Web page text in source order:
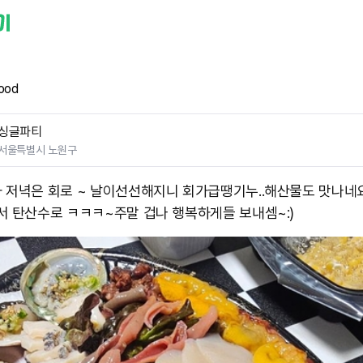
글파티
울특별시 노원구
저녁은 회로 ~ 날이선선해지니 회가급땡기누..해산물도 맛나네
탄산수로 ㅋㅋㅋ~ ​주말 겁나 행복하게들 보내셈~:)